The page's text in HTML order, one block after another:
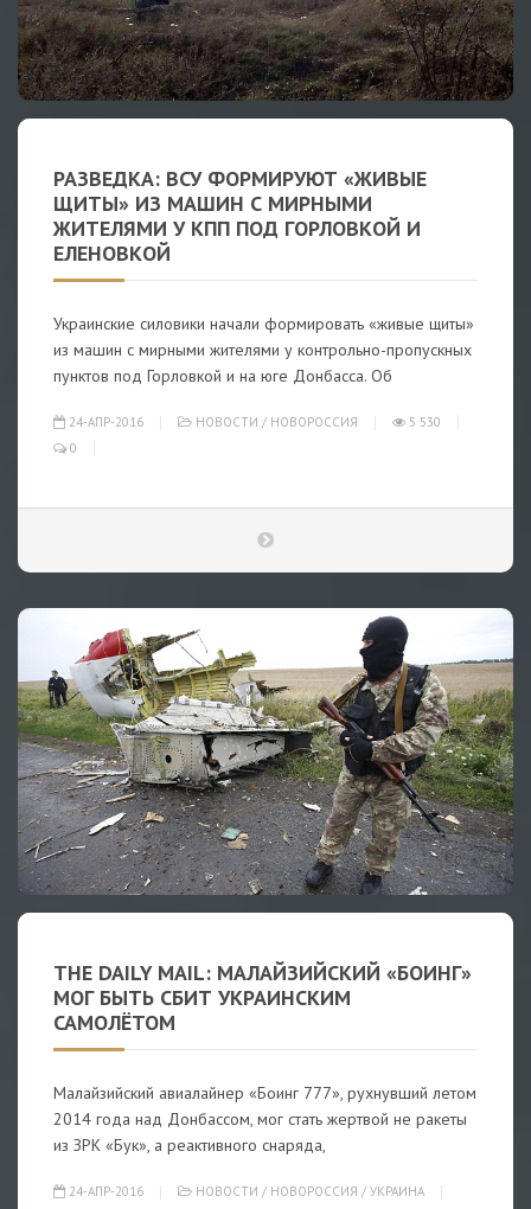
РАЗВЕДКА: ВСУ ФОРМИРУЮТ «ЖИВЫЕ
ЩИТЫ» ИЗ МАШИН С МИРНЫМИ
ЖИТЕЛЯМИ У КПП ПОД ГОРЛОВКОЙ И
ЕЛЕНОВКОЙ
Украинские силовики начали формировать «живые щиты»
из машин с мирными жителями у контрольно-пропускных
пунктов под Горловкой и на юге Донбасса. Об
24-АПР-2016 НОВОСТИ / НОВОРОССИЯ
5 530
0
THE DAILY MAIL: МАЛАЙЗИЙСКИЙ «БОИНГ»
МОГ БЫТЬ СБИТ УКРАИНСКИМ
САМОЛЁТОМ
Малайзийский авиалайнер «Боинг 777», рухнувший летом
2014 года над Донбассом, мог стать жертвой не ракеты
из ЗРК «Бук», а реактивного снаряда,
24-АПР-2016 НОВОСТИ / НОВОРОССИЯ / УКРАИНА